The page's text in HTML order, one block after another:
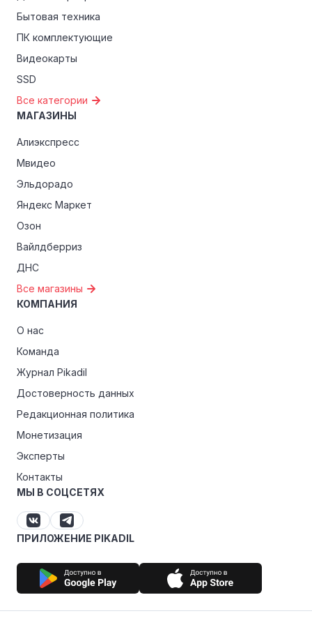
критериям, проверьте, предоставляет ли Look Online
пенсионеров.
Бытовая техника
ПК комплектующие
Видеокарты
SSD
Все категории
МАГАЗИНЫ
Алиэкспресс
Мвидео
Эльдорадо
Яндекс Маркет
Озон
Вайлдберриз
ДНС
Все магазины
КОМПАНИЯ
О нас
Команда
Журнал Pikadil
Достоверность данных
Редакционная политика
Монетизация
Эксперты
Контакты
МЫ В СОЦСЕТЯХ
ПРИЛОЖЕНИЕ PIKADIL